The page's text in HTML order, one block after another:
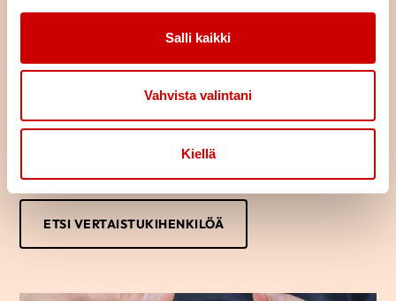
Salli kaikki
Vahvista valintani
Kiellä
Löydä oma tukijasi
kokemuksistasi toisen samankaltaista kokeneen kanssa?
Vertaistukihenkilön kanssa voi puhua luottamuksella omista
tai hänen läheistään ja auttaa jaksamaan arjessa. Kuka vaan voi
ottaa yhteyttä vertaistukihenkilöön.
ETSI VERTAISTUKIHENKILÖÄ